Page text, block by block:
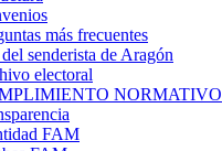
más frecuentes
senderista de Aragón
electoral
NORMATIVO
FAM